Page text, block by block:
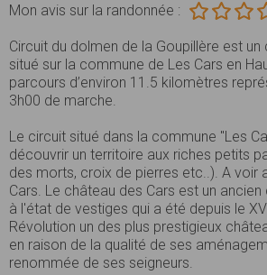
Mon avis sur la randonnée :
Circuit du dolmen de la Goupillère est
situé sur la commune de Les Cars en
parcours d’environ 11.5 kilomètres
3h00 de marche.
Le circuit situé dans la commune "Les
découvrir un territoire aux riches petits
des morts, croix de pierres etc..). A voir
Cars. Le château des Cars est un
à l'état de vestiges qui a été depuis le
Révolution un des plus prestigieux
en raison de la qualité de ses
renommée de ses seigneurs.